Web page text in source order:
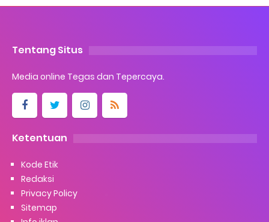
Tentang Situs
Media online Tegas dan Tepercaya.
Ketentuan
Kode Etik
Redaksi
Privacy Policy
Sitemap